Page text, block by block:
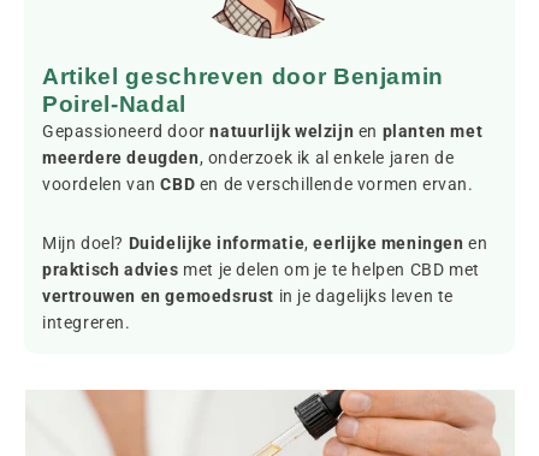
Artikel geschreven door Benjamin
Poirel-Nadal
Gepassioneerd doornatuurlijk welzijn en planten met
meerdere deugden, onderzoek ik al enkele jaren de
voordelen vanCBD en de verschillende vormen ervan.
Mijn doel? Duidelijke informatie,eerlijke meningen en
praktisch advies met je delen om je te helpen CBD met
vertrouwen en gemoedsrust in je dagelijks leven te
integreren.